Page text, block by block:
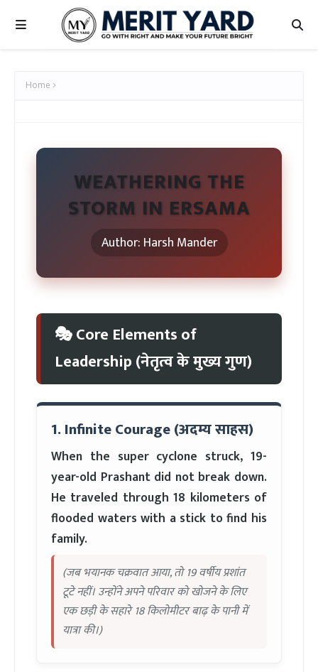
Home
WEATHERING THE
STORM IN ERSAMA
Author: Harsh Mander
🎭 Core Elements of
Leadership (नेतृत्व के मुख्य गुण)
1. Infinite Courage (अदम्य साहस)
When the super cyclone struck, 19-
year-old Prashant did not break down.
He traveled through 18 kilometers of
flooded waters with a stick to find his
family.
(जब भयानक चक्रवात आया, तो 19 वर्षीय प्रशांत
टूटे नहीं। उन्होंने अपने परिवार को खोजने के लिए
एक छड़ी के सहारे 18 किलोमीटर बाढ़ के पानी में
यात्रा की।)